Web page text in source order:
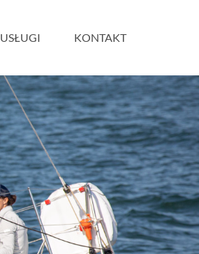
USŁUGI KONTAKT